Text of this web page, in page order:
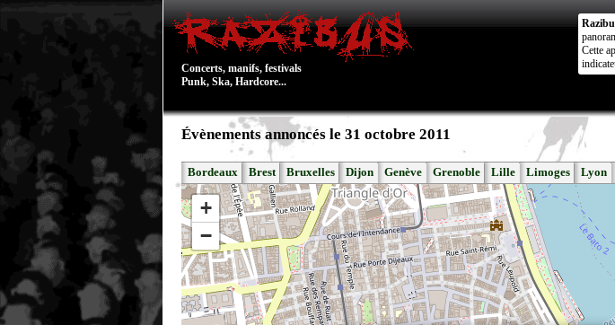
Concerts, manifs, festivals
Punk, Ska, Hardcore...
Cette
Évènements annoncés le 31 octobre 2011
Bordeaux Brest Bruxelles Dijon Genève Grenoble Lille Limoges Lyon
+
−